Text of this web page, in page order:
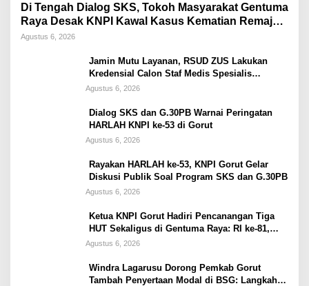
Di Tengah Dialog SKS, Tokoh Masyarakat Gentuma
Raya Desak KNPI Kawal Kasus Kematian Remaja
yang Masih Misteri
Agustus 6, 2026
Jamin Mutu Layanan, RSUD ZUS Lakukan
Kredensial Calon Staf Medis Spesialis
Konservasi Gigi
Agustus 6, 2026
Dialog SKS dan G.30PB Warnai Peringatan
HARLAH KNPI ke-53 di Gorut
Agustus 6, 2026
Rayakan HARLAH ke-53, KNPI Gorut Gelar
Diskusi Publik Soal Program SKS dan G.30PB
Agustus 6, 2026
Ketua KNPI Gorut Hadiri Pencanangan Tiga
HUT Sekaligus di Gentuma Raya: RI ke-81,
Pramuka ke-65, dan Kecamatan ke-17
Agustus 6, 2026
Windra Lagarusu Dorong Pemkab Gorut
Tambah Penyertaan Modal di BSG: Langkah